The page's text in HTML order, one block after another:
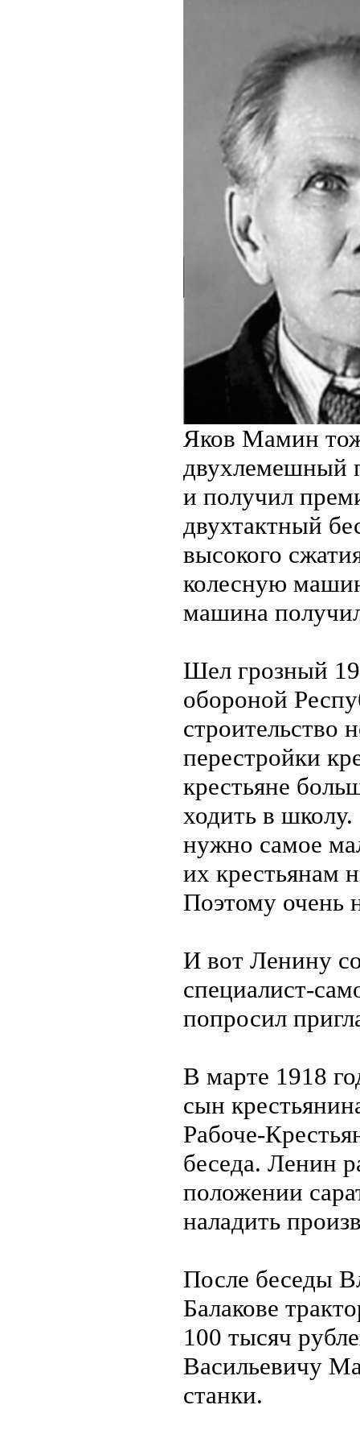
Яков Мамин
двухлемешный
и получил
двухтактный
высокого
колесную
машина
Шел грозный
обороной
строительство
перестройки
крестьяне
ходить в
нужно самое
их крестьянам
Поэтому
И вот Ленину
специалист-
попросил
В марте 1918
сын
Рабоче-
беседа. Ленин
положении
наладить
После беседы
Балакове
100 тысяч
Васильевичу
станки.